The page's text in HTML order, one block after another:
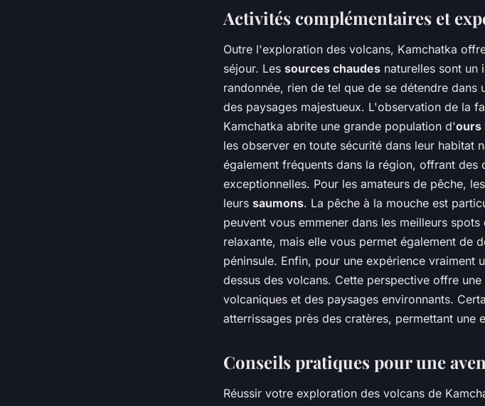
Activités complémentaires et
Outre l'exploration des volcans, Kamchatka
séjour. Les sources chaudes naturelles sont un
randonnée, rien de tel que de se détendre dans
des paysages majestueux. L'observation de la
Kamchatka abrite une grande population d'ours
les observer en toute sécurité dans leur habitat
également fréquents dans la région, offrant
exceptionnelles. Pour les amateurs de pêche,
leurs saumons. La pêche à la mouche est
peuvent vous emmener dans les meilleurs
relaxante, mais elle vous permet également de
péninsule. Enfin, pour une expérience vraiment
dessus des volcans. Cette perspective offre
volcaniques et des paysages environnants.
atterrissages près des cratères, permettant une
Conseils pratiques pour une
Réussir votre exploration des volcans de